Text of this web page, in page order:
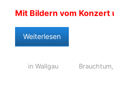
Mit Bildern vom Konzert
Weiterlesen
in Wallgau Brauchtum,